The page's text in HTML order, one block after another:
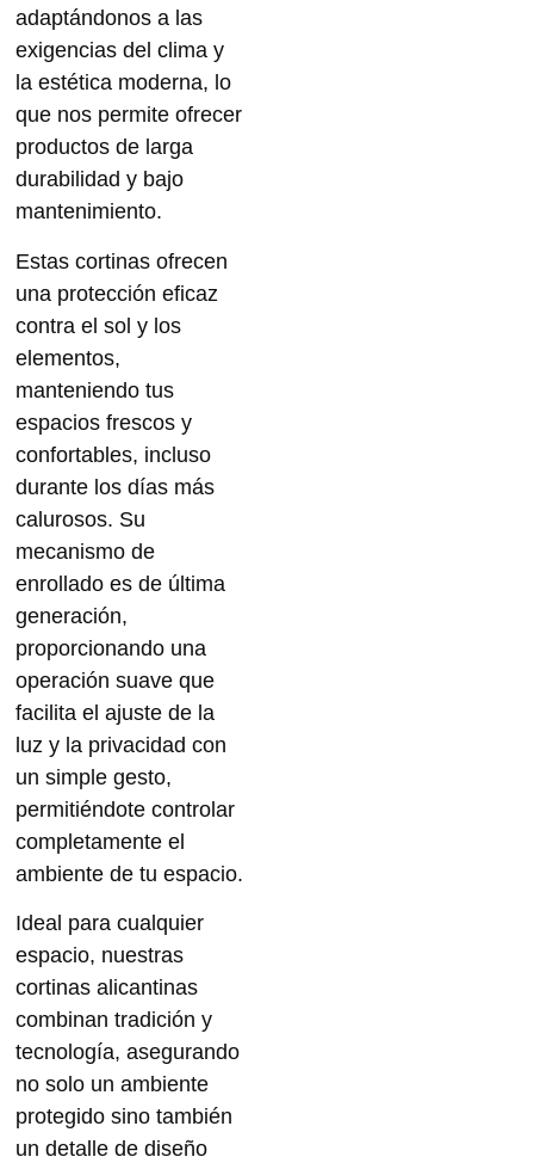
adaptándonos a las
exigencias del clima y
la estética moderna, lo
que nos permite ofrecer
productos de larga
durabilidad y bajo
mantenimiento.
Estas cortinas ofrecen
una protección eficaz
contra el sol y los
elementos,
manteniendo tus
espacios frescos y
confortables, incluso
durante los días más
calurosos. Su
mecanismo de
enrollado es de última
generación,
proporcionando una
operación suave que
facilita elajuste de la
luz y la privacidad con
un simple gesto,
permitiéndote controlar
completamente el
ambiente de tu espacio.
Ideal para cualquier
espacio, nuestras
cortinas alicantinas
combinan tradición y
tecnología, asegurando
no solo un ambiente
protegido sino también
un detalle de diseño